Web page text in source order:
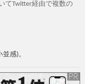
てTwitter経由で複数の
感)。